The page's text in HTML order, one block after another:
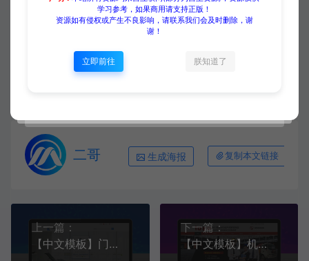
源码大集 HTML模板
【中文模板】男士手表 黑白简约
款 响应式模板包含html+CSS+Js+字体文件全套
https://www.yuanmadaji.com/2726.html
二哥 生成海报 复制本文链接
上一篇：
【中文模板】门窗行业 蓝色款 响应式模板包含html+CSS+Js+字体文件全套
下一篇：
【中文模板】机械设备 红色款 响应式模板包含html+CSS+Js+字体文件全套
学习参考，如果商用请支持正版！
资源如有侵权或产生不良影响，请联系我们会及时删除，谢
谢！
立即前往 朕知道了